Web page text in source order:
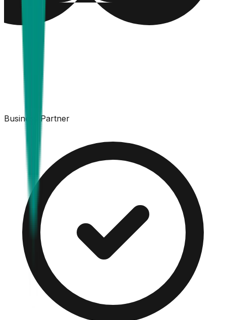
Business Partner